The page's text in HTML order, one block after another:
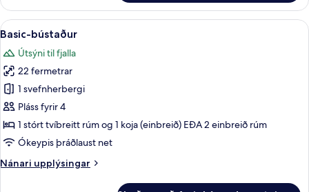
herbergi
fyrir
þrjá
einkabaðherbergi
Skoða
allar
myndir
fyrir
Basic-
bústaður
Basic-bústaður | Myrkratjöld/-
17
Basic-bústaður
Útsýni til fjalla
22 fermetrar
1 svefnherbergi
Pláss fyrir 4
1 stórt tvíbreitt rúm og 1 koja (einbreið) EÐA 2 einbreið rúm
Ókeypis þráðlaust net
Nánari upplýsingar
Nánari